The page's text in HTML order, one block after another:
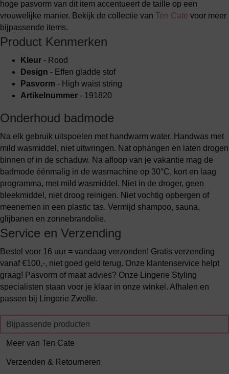
hoge pasvorm van dit item accentueert de taille op een
vrouwelijke manier. Bekijk de collectie van Ten Cate voor meer
bijpassende items.
Product Kenmerken
Kleur - Rood
Design - Effen gladde stof
Pasvorm - High waist string
Artikelnummer - 191820
Onderhoud badmode
Na elk gebruik uitspoelen met handwarm water. Handwas met
mild wasmiddel, niet uitwringen. Nat ophangen en laten drogen
binnen of in de schaduw. Na afloop van je vakantie mag de
badmode éénmalig in de wasmachine op 30°C, kort en laag
programma, met mild wasmiddel. Niet in de droger, geen
bleekmiddel, niet droog reinigen. Niet vochtig opbergen of
meenemen in een plastic tas. Vermijd shampoo, sauna,
glijbanen en zonnebrandolie.
Service en Verzending
Bestel voor 16 uur = vandaag verzonden! Gratis verzending
vanaf €100,-, niet goed geld terug. Onze klantenservice helpt
graag! Pasvorm of maat advies? Onze Lingerie Styling
specialisten staan voor je klaar in onze winkel. Afhalen en
passen bij Lingerie Zwolle.
Bijpassende producten
Meer van Ten Cate
Verzenden & Retourneren